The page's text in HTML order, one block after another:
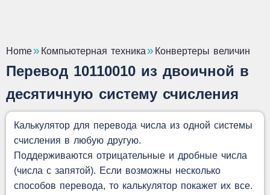
Home Компьютерная техника Конвертеры величин
Перевод 10110010 из двоичной в
десятичную систему счисления
Калькулятор для перевода числа из одной системы
счисления в любую другую.
Поддерживаются отрицательные и дробные числа
(числа с запятой). Если возможны несколько
способов перевода, то калькулятор покажет их все.